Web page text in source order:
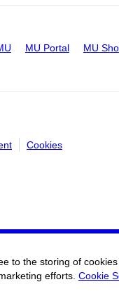
MU Portal MU
Cookies
to the storing of
efforts. Cookie